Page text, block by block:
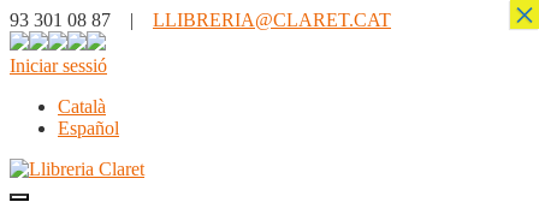
93 301 08 87 | LLIBRERIA@CLARET.CAT
Iniciar sessió
Català
Español
×